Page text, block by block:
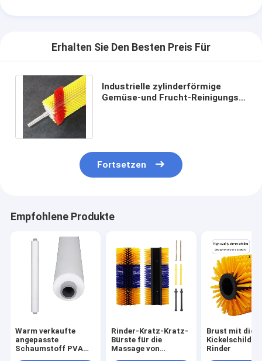
Erhalten Sie Den Besten Preis Für
Industrielle zylinderförmige
Gemüse-und Frucht-Reinigungs-
Fortsetzen
Empfohlene Produkte
Warm verkaufte
angepasste
Schaumstoff PVA
Rinder-Kratz-Kratz-
Bürste für die
Massage von
Brust mit
Kickelschild
Rinder